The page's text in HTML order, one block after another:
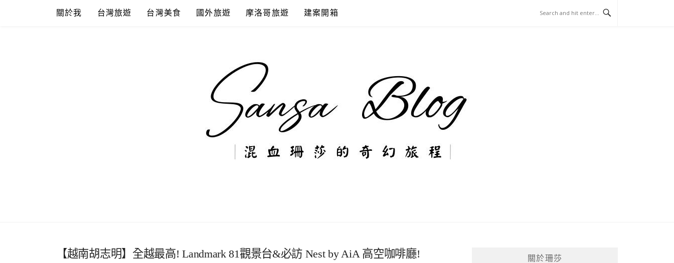
關於我 台灣旅遊 台灣美食 國外旅遊 摩洛哥旅遊 建案開箱
【越南胡志明】全越最高! Landmark 81觀景台&必訪 Nest by AiA 高空咖啡廳! 關於珊莎